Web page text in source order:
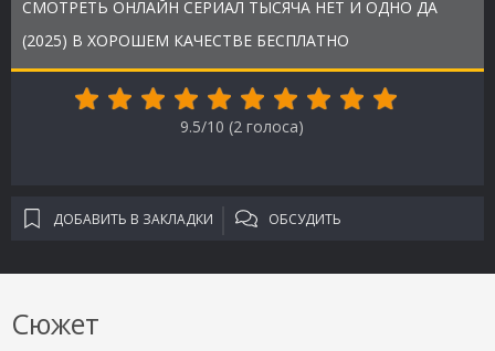
СМОТРЕТЬ ОНЛАЙН СЕРИАЛ ТЫСЯЧА НЕТ И ОДНО ДА
(2025) В ХОРОШЕМ КАЧЕСТВЕ БЕСПЛАТНО
9.5/10 (2 голоса)
ДОБАВИТЬ В ЗАКЛАДКИ ОБСУДИТЬ
Сюжет